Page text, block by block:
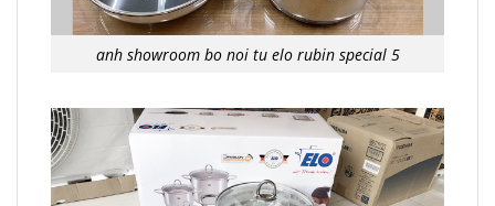
anh showroom bo noi tu elo rubin special 5